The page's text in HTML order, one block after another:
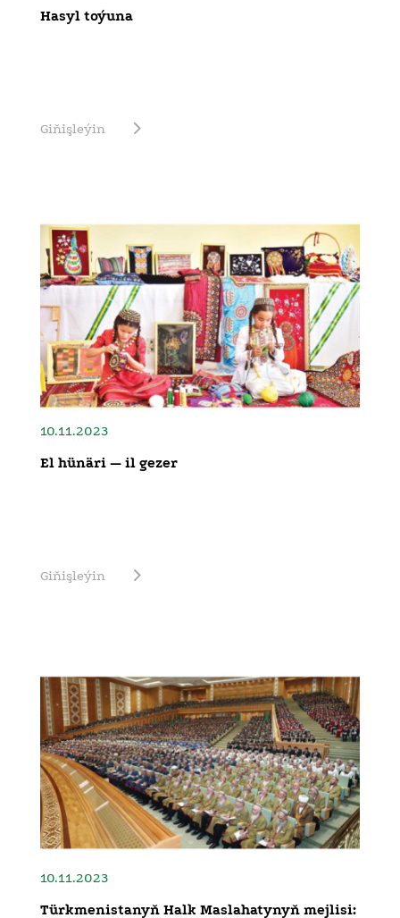
Hasyl toýuna
Giňişleýin
10.11.2023
El hünäri — il gezer
Giňişleýin
10.11.2023
Türkmenistanyň Halk Maslahatynyň mejlisi: